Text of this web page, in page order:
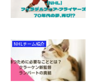
NHLチーム紹介